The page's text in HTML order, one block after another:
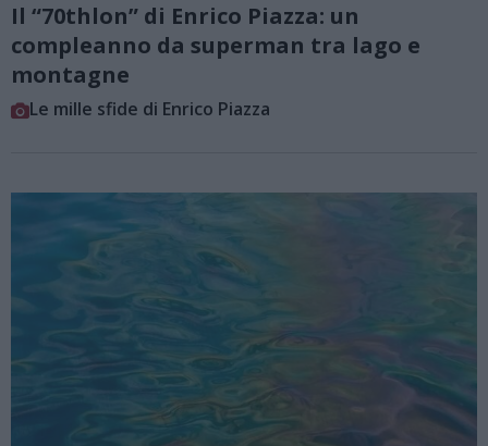
Il “70thlon” di Enrico Piazza: un
compleanno da superman tra lago e
montagne
Le mille sfide di Enrico Piazza